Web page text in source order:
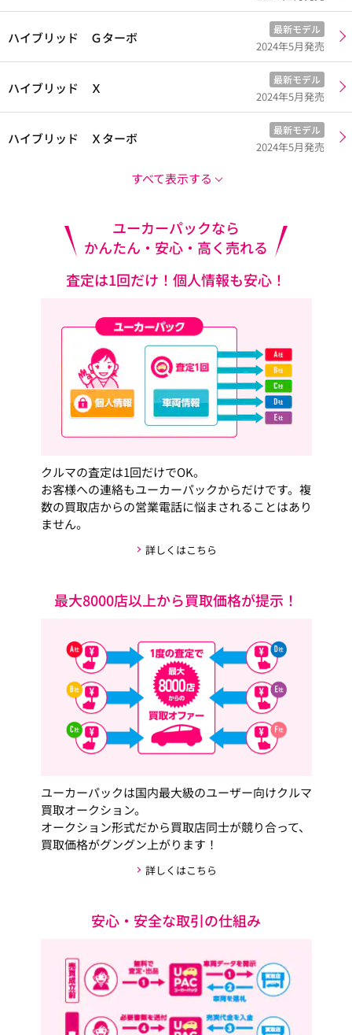
ハイブリッド Ｇターボ
最新モデル
2024年5月発売
ハイブリッド Ｘ
最新モデル
2024年5月発売
ハイブリッド Ｘターボ
最新モデル
2024年5月発売
すべて表示する
ユーカーパックなら
かんたん・安心・高く売れる
査定は1回だけ！個人情報も安心！
クルマの査定は1回だけでOK。
お客様への連絡もユーカーパックからだけです。複
数の買取店からの営業電話に悩まされることはあり
ません。
詳しくはこちら
最大8000店以上から買取価格が提示！
ユーカーパックは国内最大級のユーザー向けクルマ
買取オークション。
オークション形式だから買取店同士が競り合って、
買取価格がグングン上がります！
詳しくはこちら
安心・安全な取引の仕組み